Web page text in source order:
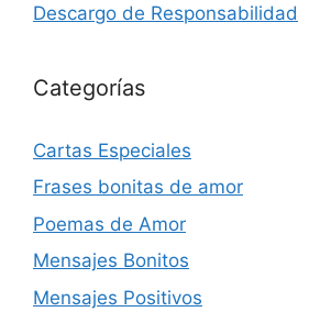
Descargo de Responsabilidad
Categorías
Cartas Especiales
Frases bonitas de amor
Poemas de Amor
Mensajes Bonitos
Mensajes Positivos